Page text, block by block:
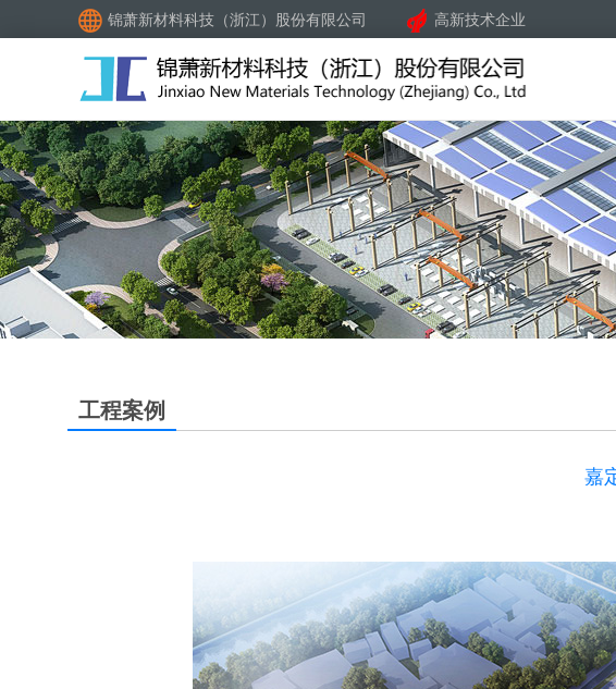
锦萧新材料科技（浙江）股份有限公司 高新技术企业
工程案例
嘉